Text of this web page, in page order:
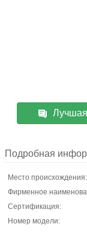
Подробная
Место происхождения:
Фирменное
Сертификация:
Номер модели: